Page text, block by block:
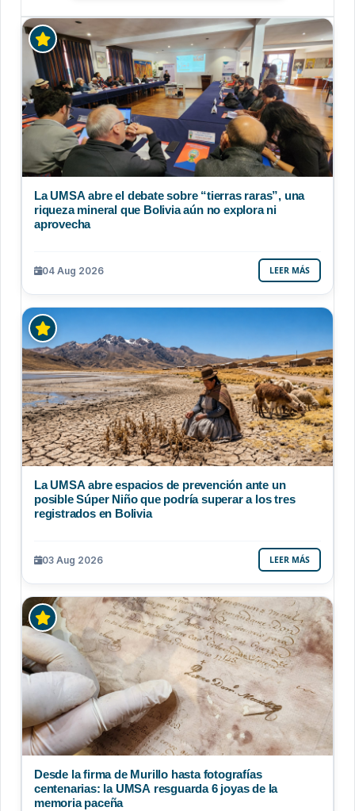
La UMSA abre el debate sobre “tierras raras”, una
riqueza mineral que Bolivia aún no explora ni
aprovecha
04 Aug 2026 LEER MÁS
La UMSA abre espacios de prevención ante un
posible Súper Niño que podría superar a los tres
registrados en Bolivia
03 Aug 2026 LEER MÁS
Desde la firma de Murillo hasta fotografías
centenarias: la UMSA resguarda 6 joyas de la
memoria paceña